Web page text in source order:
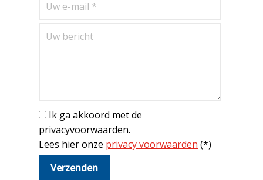
Ik ga akkoord met de
privacyvoorwaarden.
Lees hier onze privacy voorwaarden (*)